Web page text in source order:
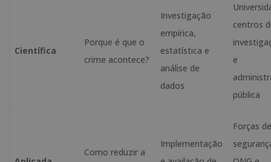
Científica
Porque é que o
crime acontece?
Investigação
empírica,
estatística e
análise de
dados
centros
e
pública
Como reduzir a
Implementação
Forças